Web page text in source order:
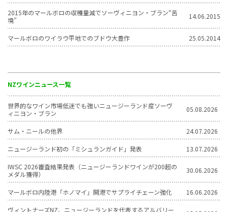
NZワインニュース一覧
世界的なワイン市場低迷でも強いニュージーランド産ソーヴ
ィニヨン・ブラン
05.08.2026
サム・ニールの他界 24.07.2026
ニュージーランド初の「ミシュランガイド」発表 13.07.2026
IWSC 2026審査結果発表（ニュージーランドワインが200超の
メダル獲得）
30.06.2026
マールボロ内陸港「ホノマイ」開港でサプライチェーン強化 16.06.2026
ヴィントナーズNZ、ニュージーランドを代表するアルバリー
2015年のマールボロの収穫量減でソーヴィニヨン・ブラン“苦
境”
14.06.2015
マールボロのワイラウ平地でのブドウ大豊作 25.05.2014